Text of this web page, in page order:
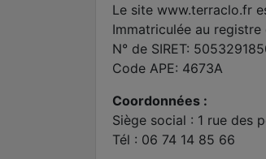
Le site www.terraclo.fr
Immatriculée au
N° de SIRET:
Code APE: 4673A
Coordonnées :
Siège social : 1 rue des
Tél : 06 74 14 85 66